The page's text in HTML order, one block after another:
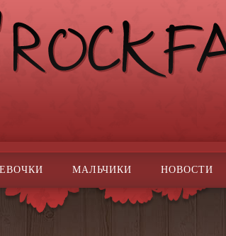
МАЛЬЧИКИ НОВОСТИ